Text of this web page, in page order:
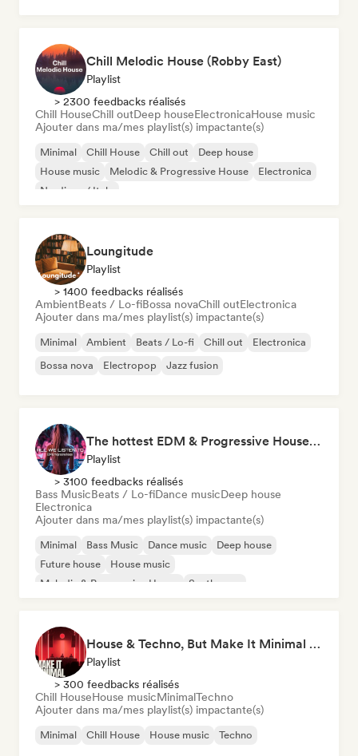
Chill Melodic House (Robby East)
Playlist
> 2300 feedbacks réalisés
Chill HouseChill outDeep houseElectronicaHouse music
Ajouter dans ma/mes playlist(s) impactante(s)
Minimal Chill House Chill out
Deep house
House music
Melodic & Progressive House
Electronica
Nu-disco / Italo
Loungitude
Playlist
> 1400 feedbacks réalisés
AmbientBeats / Lo-fiBossa novaChill outElectronica
Ajouter dans ma/mes playlist(s) impactante(s)
Minimal Ambient Beats / Lo-fi Chill out
Electronica
Bossa nova
Electropop Jazz fusion
The hottest EDM & Progressive House tracks on the planet! 🌍
Playlist
> 3100 feedbacks réalisés
Bass MusicBeats / Lo-fiDance musicDeep house
Electronica
Ajouter dans ma/mes playlist(s) impactante(s)
Minimal Bass Music Dance music
Deep house
Future house
House music
Melodic & Progressive House
Synthwave
House & Techno, But Make It Minimal 🎚️ Tech House & Melodic Grooves
Playlist
> 300 feedbacks réalisés
Chill HouseHouse musicMinimalTechno
Ajouter dans ma/mes playlist(s) impactante(s)
Minimal Chill House House music Techno